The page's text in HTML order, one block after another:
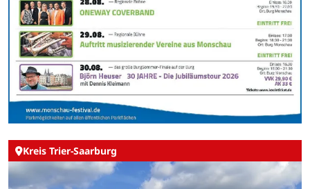
Kreis Trier-Saarburg